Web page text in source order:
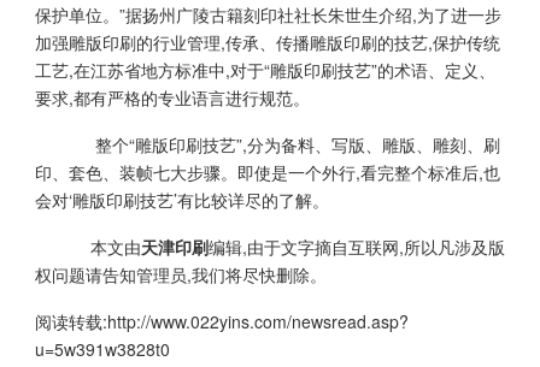
保护单位。”据扬州广陵古籍刻印社社长朱世生介绍,为了进一步
加强雕版印刷的行业管理,传承、传播雕版印刷的技艺,保护传统
工艺,在江苏省地方标准中,对于“雕版印刷技艺”的术语、定义、
要求,都有严格的专业语言进行规范。
整个“雕版印刷技艺”,分为备料、写版、雕版、雕刻、刷
印、套色、装帧七大步骤。即使是一个外行,看完整个标准后,也
会对‘雕版印刷技艺’有比较详尽的了解。
本文由天津印刷编辑,由于文字摘自互联网,所以凡涉及版
权问题请告知管理员,我们将尽快删除。
阅读转载:http://www.022yins.com/newsread.asp?
u=5w391w3828t0